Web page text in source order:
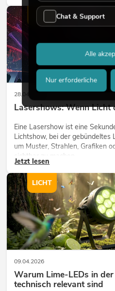
28.04.2026
Lasershows: Wenn Licht
Eine Lasershow ist eine
Lichtshow, bei der
um Muster, Strahlen, Grafiken
sichtbar zu machen.
Jetzt lesen
09.04.2026
Warum Lime-LEDs in
technisch relevant sind
LICHT
Chat & Support
Nur erforderliche
Alle